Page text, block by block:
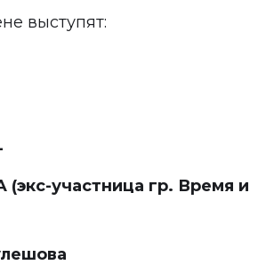
выступят:
(экс-участница гр. Время и